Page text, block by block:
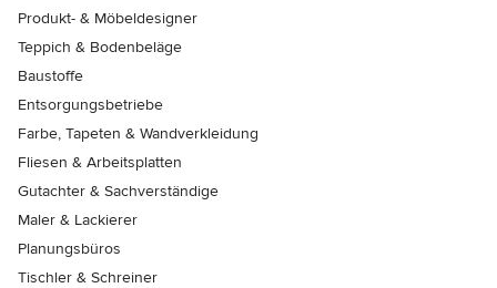
Produkt- & Möbeldesigner
Teppich & Bodenbeläge
Baustoffe
Entsorgungsbetriebe
Farbe, Tapeten & Wandverkleidung
Fliesen & Arbeitsplatten
Gutachter & Sachverständige
Maler & Lackierer
Planungsbüros
Tischler & Schreiner